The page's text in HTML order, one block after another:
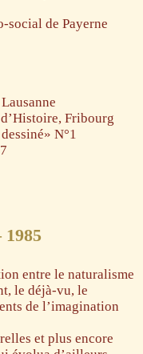
social de Payerne
Fribourg
N°1
entre le naturalisme
le déjà-vu, le
de l’imagination
et plus encore